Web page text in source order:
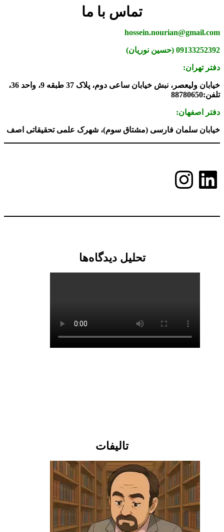
تماس با ما
hossein.nourian@gmail.com
09133252392 (حسین نوریان)
دفتر تهران:
خیابان ولیعصر، نبش خیابان ساعی دوم، پلاک 37 طبقه 9، واحد 36،
تلفن:88780650
دفتر اصفهان:
خیابان سلمان فارسی (مشتاق سوم)، شهرک علمی تحقیقاتی اصف
لینکداین
اینستاگرم
تحلیل دیدگاه‌ها
تالیفات